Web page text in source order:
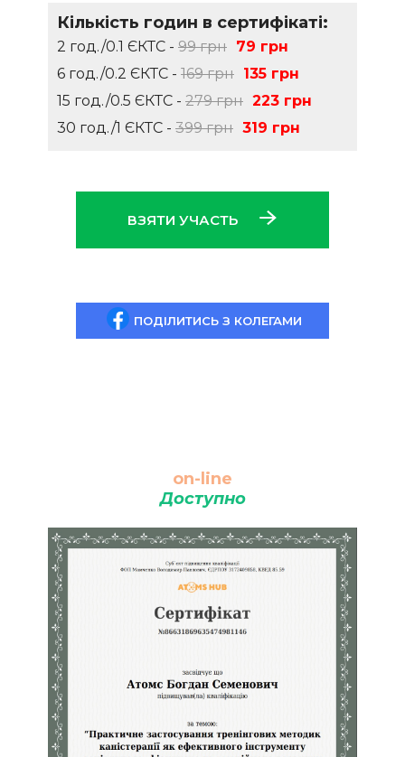
Кількість годин в сертифікаті:
2 год./0.1 ЄКТС - 99 грн 79 грн
6 год./0.2 ЄКТС - 169 грн 135 грн
15 год./0.5 ЄКТС - 279 грн 223 грн
30 год./1 ЄКТС - 399 грн 319 грн
ВЗЯТИ УЧАСТЬ
ПОДІЛИТИСЬ З КОЛЕГАМИ
on-line
Доступно